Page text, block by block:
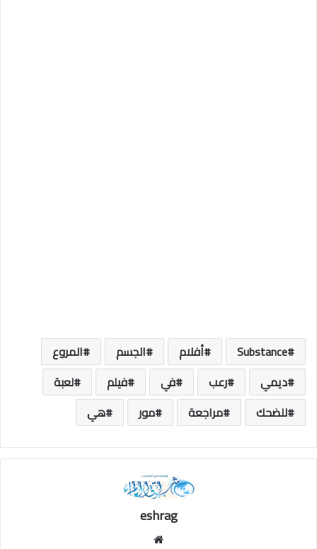
Substance أفلام الجسم
المروع
ديمي
رعب في فيلم
لعبة
للضحك
مراجعة مور هي
eshrag